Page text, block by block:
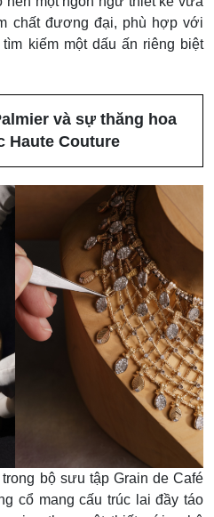
chất đương đại, phù hợp với
kiếm một dấu ấn riêng biệt
và sự thăng hoa
Haute Couture
bộ sưu tập Grain de Café
cổ mang cấu trúc lai đầy táo